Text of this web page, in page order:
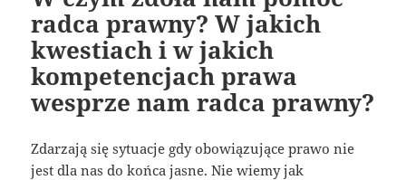
radca prawny? W jakich
kwestiach i w jakich
kompetencjach prawa
wesprze nam radca prawny?
Zdarzają się sytuacje gdy obowiązujące prawo nie
jest dla nas do końca jasne. Nie wiemy jak